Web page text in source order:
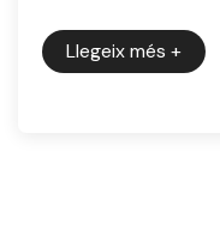
Llegeix més +